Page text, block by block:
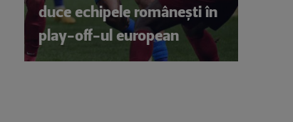
duce echipele românești în
play-off-ul european